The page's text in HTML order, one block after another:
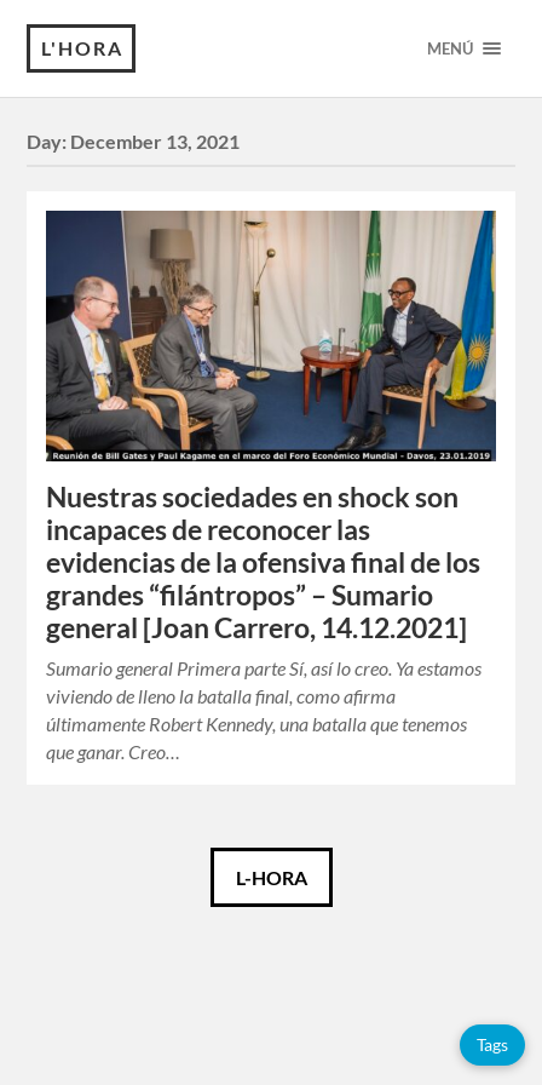
L'HORA MENÚ
Day: December 13, 2021
Nuestras sociedades en shock son
incapaces de reconocer las
evidencias de la ofensiva final de los
grandes “filántropos” – Sumario
general [Joan Carrero, 14.12.2021]
Sumario general Primera parte Sí, así lo creo. Ya estamos
viviendo de lleno la batalla final, como afirma
últimamente Robert Kennedy, una batalla que tenemos
que ganar. Creo…
L-HORA
Tags